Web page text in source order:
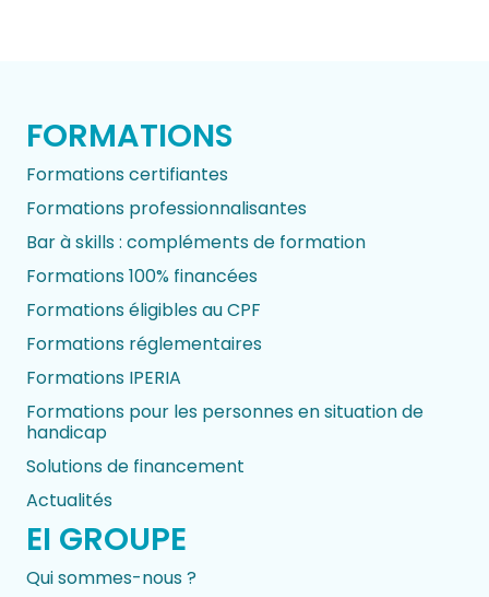
FORMATIONS
Formations certifiantes
Formations professionnalisantes
Bar à skills : compléments de formation
Formations 100% financées
Formations éligibles au CPF
Formations réglementaires
Formations IPERIA
Formations pour les personnes en situation de
handicap
Solutions de financement
Actualités
EI GROUPE
Qui sommes-nous ?